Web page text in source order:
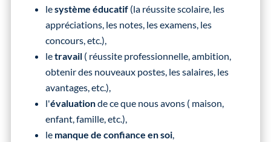
lesystème éducatif (la réussite scolaire, les
appréciations, les notes, les examens, les
concours, etc.),
letravail ( réussite professionnelle, ambition,
obtenir des nouveaux postes, les salaires, les
avantages, etc.),
l'évaluationde ce que nous avons ( maison,
enfant, famille, etc.),
le manque de confiance en soi,